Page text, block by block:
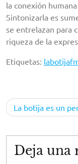
la conexión
Sintonizarla es
se entrelazan para
riqueza de la
Etiquetas:
de
entradas
La botija es un
Deja una